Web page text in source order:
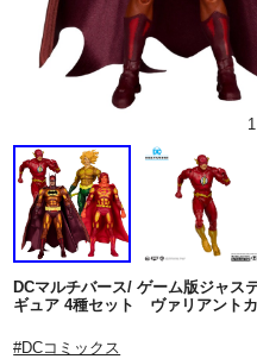
1
DCマルチバース/ ゲーム版ジャス
ギュア 4種セット ヴァリアン
#DCコミックス